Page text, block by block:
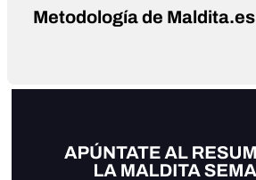
Metodología de Maldita.es